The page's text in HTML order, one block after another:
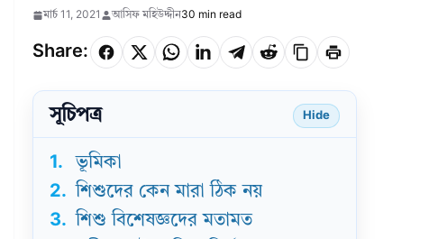
মার্চ 11, 2021 আসিফ মহিউদ্দীন30 min read
Share:
সূচিপত্র Hide
1.
ভূমিকা
2. শিশুদের কেন মারা ঠিক নয়
3. শিশু বিশেষজ্ঞদের মতামত